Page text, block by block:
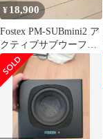
¥ 18,900
Fostex PM-SUBmini2 ア
クティブサブウーファ
ー 説明文必読です。